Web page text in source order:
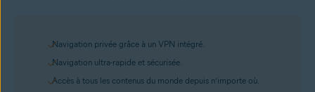
Navigation privée grâce à un VPN intégré.
Navigation ultra-rapide et sécurisée.
Accès à tous les contenus du monde depuis n’importe où.